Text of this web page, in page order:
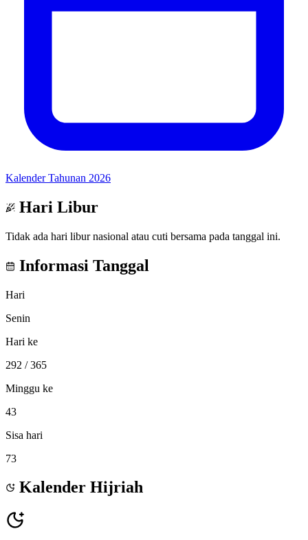
Kalender Tahunan 2026
Hari Libur
Tidak ada hari libur nasional atau cuti bersama pada tanggal ini.
Informasi Tanggal
Hari
Senin
Hari ke
292 / 365
Minggu ke
43
Sisa hari
73
Kalender Hijriah